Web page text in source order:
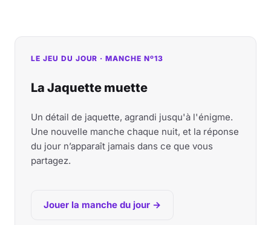
LE JEU DU JOUR · MANCHE Nº13
La Jaquette muette
Un détail de jaquette, agrandi jusqu'à l'énigme.
Une nouvelle manche chaque nuit, et la réponse
du jour n’apparaît jamais dans ce que vous
partagez.
Jouer la manche du jour →